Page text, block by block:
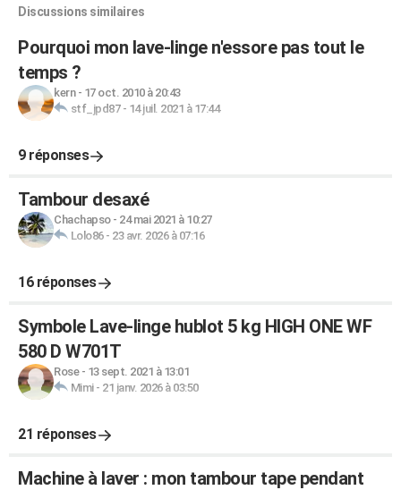
Discussions similaires
Pourquoi mon lave-linge n'essore pas tout le
temps ?
kern- 17 oct. 2010 à 20:43
stf_jpd87- 14 juil. 2021 à 17:44
9 réponses
Tambour desaxé
Chachapso- 24 mai 2021 à 10:27
Lolo86- 23 avr. 2026 à 07:16
16 réponses
Symbole Lave-linge hublot 5 kg HIGH ONE WF
580 D W701T
Rose- 13 sept. 2021 à 13:01
Mimi- 21 janv. 2026 à 03:50
21 réponses
Machine à laver : mon tambour tape pendant